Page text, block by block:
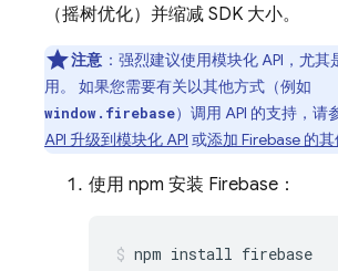
（摇树优化）并缩减 SDK 大小。
注意 ：强烈建议使用模块化 API，尤
用。 如果您需要有关以其他方式（例如
window.firebase）调用 API 的支持，请
API 升级到模块化 API 或添加 Firebase 的
使用 npm 安装 Firebase：
npm install firebase